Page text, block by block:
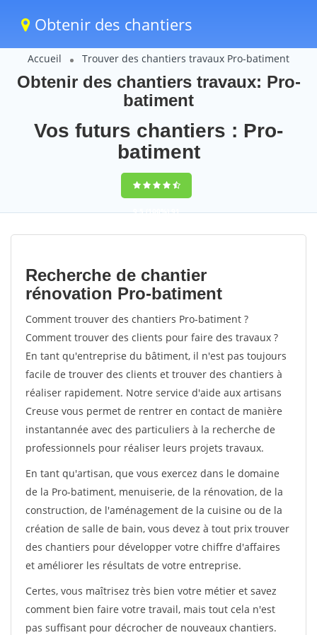
Obtenir des chantiers
Accueil Trouver des chantiers travaux Pro-batiment
Obtenir des chantiers travaux: Pro-
batiment
Vos futurs chantiers : Pro-
batiment
9,5(100%)91
votes
Recherche de chantier
rénovation Pro-batiment
Comment trouver des chantiers Pro-batiment ?
Comment trouver des clients pour faire des travaux ?
En tant qu'entreprise du bâtiment, il n'est pas toujours
facile de trouver des clients et trouver des chantiers à
réaliser rapidement. Notre service d'aide aux artisans
Creuse vous permet de rentrer en contact de manière
instantannée avec des particuliers à la recherche de
professionnels pour réaliser leurs projets travaux.
En tant qu'artisan, que vous exercez dans le domaine
de la Pro-batiment, menuiserie, de la rénovation, de la
construction, de l'aménagement de la cuisine ou de la
création de salle de bain, vous devez à tout prix trouver
des chantiers pour développer votre chiffre d'affaires
et améliorer les résultats de votre entreprise.
Certes, vous maîtrisez très bien votre métier et savez
comment bien faire votre travail, mais tout cela n'est
pas suffisant pour décrocher de nouveaux chantiers.